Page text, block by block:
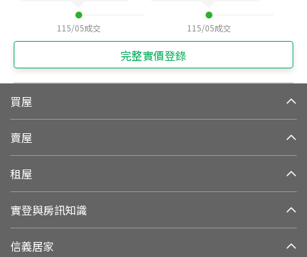
115/05成交 115/05成交
完整實價登錄
買屋
賣屋
租屋
實登與房訊知識
信義居家